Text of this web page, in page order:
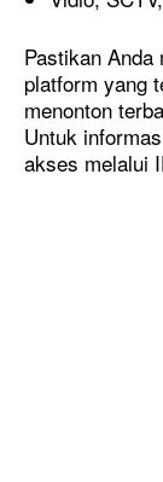
Pastikan Anda
platform yang
menonton
Untuk
akses melalui